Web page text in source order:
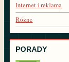
Internet i reklama
Różne
PORADY